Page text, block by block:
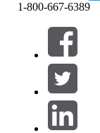
Filtre (0)
VELG FILTRE
Produktområde
1-800-667-6389